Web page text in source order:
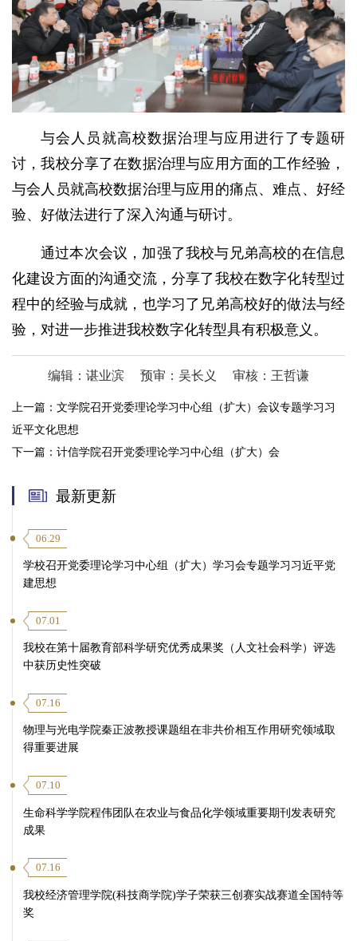
与会人员就高校数据治理与应用进行了专题研
讨，我校分享了在数据治理与应用方面的工作经验，
与会人员就高校数据治理与应用的痛点、难点、好经
验、好做法进行了深入沟通与研讨。
通过本次会议，加强了我校与兄弟高校的在信息
化建设方面的沟通交流，分享了我校在数字化转型过
程中的经验与成就，也学习了兄弟高校好的做法与经
验，对进一步推进我校数字化转型具有积极意义。
编辑：谌业滨 预审：吴长义 审核：王哲谦
上一篇： 文学院召开党委理论学习中心组（扩大）会议专题学习习
近平文化思想
下一篇： 计信学院召开党委理论学习中心组（扩大）会
最新更新
06.29
学校召开党委理论学习中心组（扩大）学习会专题学习习近平党
建思想
07.01
我校在第十届教育部科学研究优秀成果奖（人文社会科学）评选
中获历史性突破
07.16
物理与光电学院秦正波教授课题组在非共价相互作用研究领域取
得重要进展
07.10
生命科学学院程伟团队在农业与食品化学领域重要期刊发表研究
成果
07.16
我校经济管理学院(科技商学院)学子荣获三创赛实战赛道全国特等
奖